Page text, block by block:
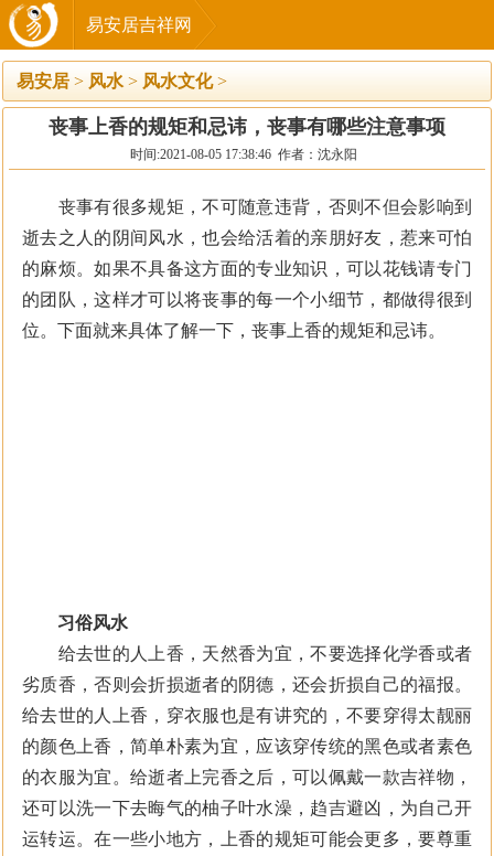
易安居吉祥网
易安居 > 风水 > 风水文化>
丧事上香的规矩和忌讳，丧事有哪些注意事项
时间:2021-08-05 17:38:46 作者：沈永阳
丧事有很多规矩，不可随意违背，否则不但会影响到
逝去之人的阴间风水，也会给活着的亲朋好友，惹来可怕
的麻烦。如果不具备这方面的专业知识，可以花钱请专门
的团队，这样才可以将丧事的每一个小细节，都做得很到
位。下面就来具体了解一下，丧事上香的规矩和忌讳。
习俗风水
给去世的人上香，天然香为宜，不要选择化学香或者
劣质香，否则会折损逝者的阴德，还会折损自己的福报。
给去世的人上香，穿衣服也是有讲究的，不要穿得太靓丽
的颜色上香，简单朴素为宜，应该穿传统的黑色或者素色
的衣服为宜。给逝者上完香之后，可以佩戴一款吉祥物，
还可以洗一下去晦气的柚子叶水澡，趋吉避凶，为自己开
运转运。在一些小地方，上香的规矩可能会更多，要尊重